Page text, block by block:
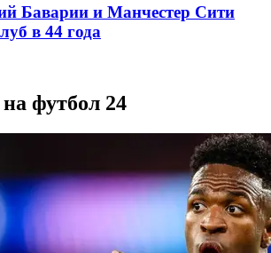
Баварии и Манчестер Сити
в 44 года
футбол 24